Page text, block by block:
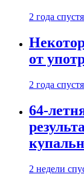
2 года спустя
от
2 года спустя
64-
2 недели